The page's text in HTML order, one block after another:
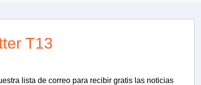
T13
lista de correo para recibir gratis las noticias